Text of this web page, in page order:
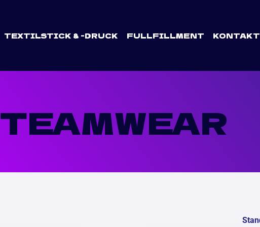
TEXTILSTICK & -DRUCK FULLFILLMENT KONTAKT
TEAMWEAR